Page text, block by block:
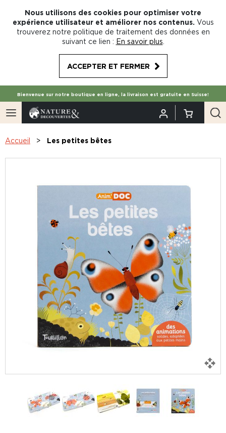
Nous utilisons des cookies pour optimiser votre
expérience utilisateur et améliorer nos contenus. Vous
trouverez notre politique de traitement des données en
suivant ce lien : En savoir plus
ACCEPTER ET FERMER
Bienvenue sur notre boutique en ligne, la livraison est gratuite en Suisse!
Accueil Les petites bêtes